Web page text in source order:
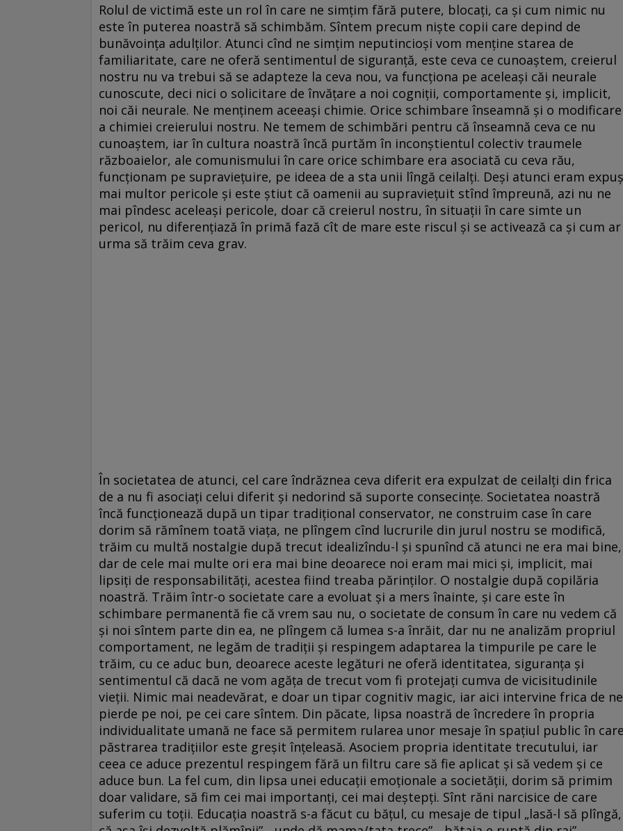
Rolul de victimă este un rol în care ne simțim fără putere, blocați, ca și cum nimic nu
este în puterea noastră să schimbăm. Sîntem precum niște copii care depind de
bunăvoința adulților. Atunci cînd ne simțim neputincioși vom menține starea de
familiaritate, care ne oferă sentimentul de siguranță, este ceva ce cunoaștem, creierul
nostru nu va trebui să se adapteze la ceva nou, va funcționa pe aceleași căi neurale
cunoscute, deci nici o solicitare de învățare a noi cogniții, comportamente și, implicit,
noi căi neurale. Ne menținem aceeași chimie. Orice schimbare înseamnă și o modificare
a chimiei creierului nostru. Ne temem de schimbări pentru că înseamnă ceva ce nu
cunoaștem, iar în cultura noastră încă purtăm în inconștientul colectiv traumele
războaielor, ale comunismului în care orice schimbare era asociată cu ceva rău,
funcționam pe supraviețuire, pe ideea de a sta unii lîngă ceilalți. Deși atunci eram
mai multor pericole și este știut că oamenii au supraviețuit stînd împreună, azi nu ne
mai pîndesc aceleași pericole, doar că creierul nostru, în situații în care simte un
pericol, nu diferențiază în primă fază cît de mare este riscul și se activează ca și cum ar
urma să trăim ceva grav.
În societatea de atunci, cel care îndrăznea ceva diferit era expulzat de ceilalți din frica
de a nu fi asociați celui diferit și nedorind să suporte consecințe. Societatea noastră
încă funcționează după un tipar tradițional conservator, ne construim case în care
dorim să rămînem toată viața, ne plîngem cînd lucrurile din jurul nostru se modifică,
trăim cu multă nostalgie după trecut idealizîndu-l și spunînd că atunci ne era mai bine,
dar de cele mai multe ori era mai bine deoarece noi eram mai mici și, implicit, mai
lipsiți de responsabilități, acestea fiind treaba părinților. O nostalgie după copilăria
noastră. Trăim într-o societate care a evoluat și a mers înainte, și care este în
schimbare permanentă fie că vrem sau nu, o societate de consum în care nu vedem că
și noi sîntem parte din ea, ne plîngem că lumea s-a înrăit, dar nu ne analizăm propriul
comportament, ne legăm de tradiții și respingem adaptarea la timpurile pe care le
trăim, cu ce aduc bun, deoarece aceste legături ne oferă identitatea, siguranța și
sentimentul că dacă ne vom agăța de trecut vom fi protejați cumva de vicisitudinile
vieții. Nimic mai neadevărat, e doar un tipar cognitiv magic, iar aici intervine frica de ne
pierde pe noi, pe cei care sîntem. Din păcate, lipsa noastră de încredere în propria
individualitate umană ne face să permitem rularea unor mesaje în spațiul public în
păstrarea tradițiilor este greșit înțeleasă. Asociem propria identitate trecutului, iar
ceea ce aduce prezentul respingem fără un filtru care să fie aplicat și să vedem și ce
aduce bun. La fel cum, din lipsa unei educații emoționale a societății, dorim să primim
doar validare, să fim cei mai importanți, cei mai deștepți. Sînt răni narcisice de care
suferim cu toții. Educația noastră s-a făcut cu bățul, cu mesaje de tipul „lasă-l să plîngă,